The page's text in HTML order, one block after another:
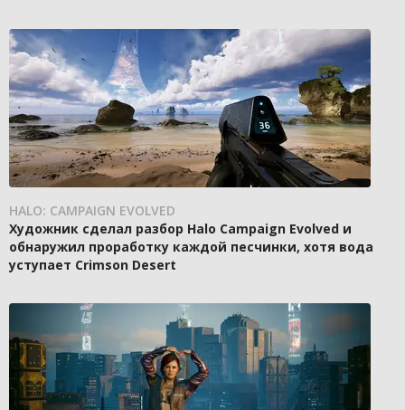
HALO: CAMPAIGN EVOLVED
Художник сделал разбор Halo Campaign Evolved и
обнаружил проработку каждой песчинки, хотя вода
уступает Crimson Desert